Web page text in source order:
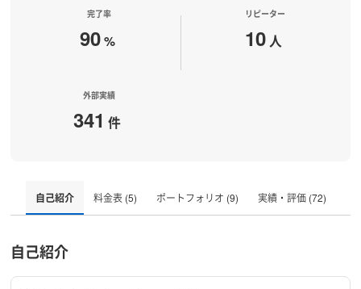
完了率
90%
リピーター
10 人
外部実績
341 件
自己紹介 料金表 (5) ポートフォリオ (9) 実績・評価 (72)
自己紹介